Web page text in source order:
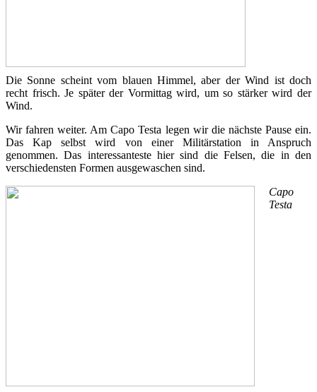
Die Sonne scheint vom blauen Himmel, aber der Wind ist doch
recht frisch. Je später der Vormittag wird, um so stärker wird der
Wind.
Wir fahren weiter. Am Capo Testa legen wir die nächste Pause ein.
Das Kap selbst wird von einer Militärstation in Anspruch
genommen. Das interessanteste hier sind die Felsen, die in den
verschiedensten Formen ausgewaschen sind.
Capo
Testa